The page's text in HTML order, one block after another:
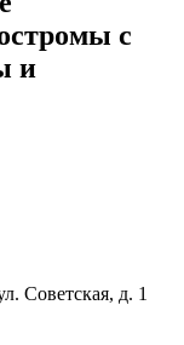
с
и
Советская, д. 1